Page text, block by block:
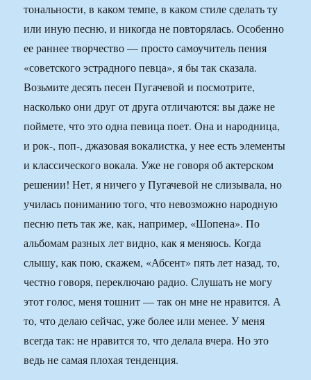
тональности, в каком темпе, в каком стиле сделать ту
или иную песню, и никогда не повторялась. Особенно
ее раннее творчество — просто самоучитель пения
«советского эстрадного певца», я бы так сказала.
Возьмите десять песен Пугачевой и посмотрите,
насколько они друг от друга отличаются: вы даже не
поймете, что это одна певица поет. Она и народница,
и рок-, поп-, джазовая вокалистка, у нее есть элементы
и классического вокала. Уже не говоря об актерском
решении! Нет, я ничего у Пугачевой не слизывала, но
училась пониманию того, что невозможно народную
песню петь так же, как, например, «Шопена». По
альбомам разных лет видно, как я меняюсь. Когда
слышу, как пою, скажем, «Абсент» пять лет назад, то,
честно говоря, переключаю радио. Слушать не могу
этот голос, меня тошнит — так он мне не нравится. А
то, что делаю сейчас, уже более или менее. У меня
всегда так: не нравится то, что делала вчера. Но это
ведь не самая плохая тенденция.